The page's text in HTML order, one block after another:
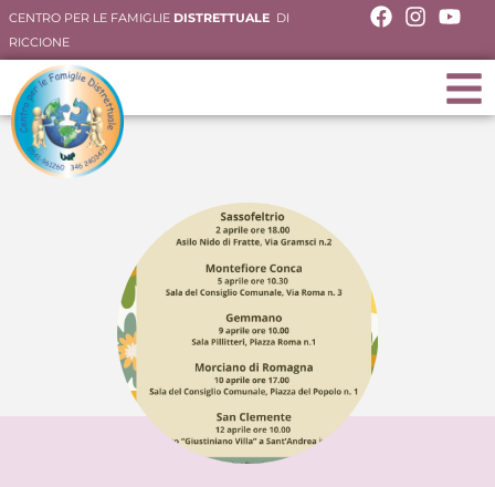
CENTRO PER LE FAMIGLIE DISTRETTUALE DI
RICCIONE